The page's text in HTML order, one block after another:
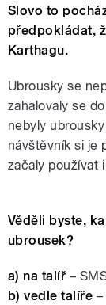
Slovo to
předpokládat,
Karthagu.
Ubrousky se
zahalovaly se
nebyly
návštěvník si je
začaly používat
Věděli byste,
ubrousek?
a) na talíř –
b) vedle talíře